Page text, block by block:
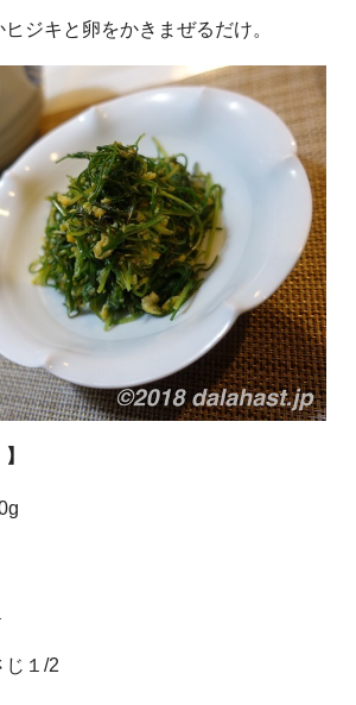
ジキと卵をかきまぜるだけ。
１/2